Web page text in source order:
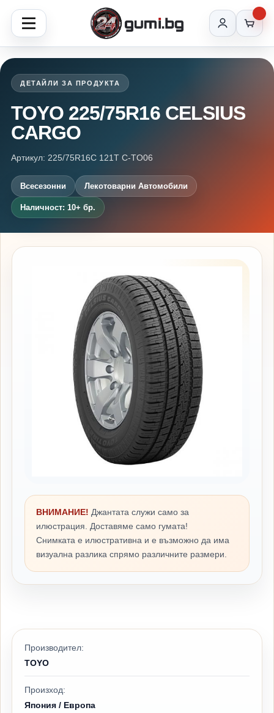
ДЕТАЙЛИ ЗА ПРОДУКТА
TOYO 225/75R16 CELSIUS
CARGO
Артикул: 225/75R16C 121T C-TO06
Всесезонни Лекотоварни Автомобили
Наличност: 10+ бр.
ВНИМАНИЕ! Джантата служи само за
илюстрация. Доставяме само гумата!
Снимката е илюстративна и е възможно да има
визуална разлика спрямо различните размери.
Производител:
TOYO
Произход:
Япония / Европа